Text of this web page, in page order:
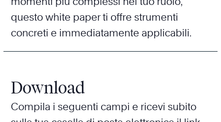
questo white paper ti offre strumenti
concreti e immediatamente applicabili.
Download
Compila i seguenti campi e ricevi subito